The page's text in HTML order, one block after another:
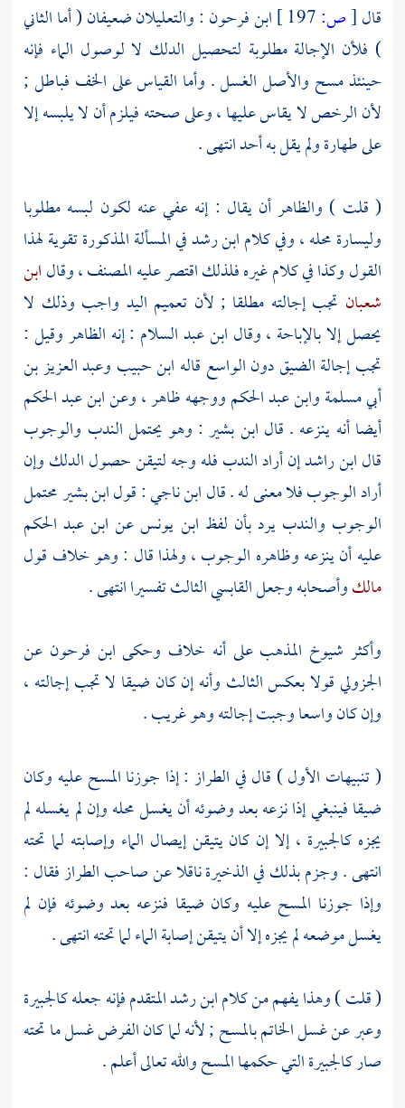
قال[ص: ابن فرحون : والتعليلان ضعيفان ( أما الثاني
) فلأن الإجالة مطلوبة لتحصيل الدلك لا لوصول الماء فإنه
حينئذ مسح والأصل الغسل . وأما القياس على الخف فباطل ;
لأن الرخص لا يقاس عليها ، وعلى صحته فيلزم أن لا يلبسه إلا
على طهارة ولم يقل به أحد انتهى .
( قلت ) والظاهر أن يقال : إنه عفي عنه لكون لبسه مطلوبا
وليسارة محله ، وفي كلامابن رشدفي المسألة المذكورة تقوية لهذا
القول وكذا في كلام غيره فلذلك اقتصر عليهالمصنف، وقالابن
شعبان تجب إجالته مطلقا ; لأن تعميم اليد واجب وذلك لا
يحصل إلا بالإباحة ، وقال ابن عبد السلام : إنه الظاهر وقيل :
تجب إجالة الضيق دون الواسع قاله ابن حبيب وعبد العزيز بن
أبي مسلمةوابن عبد الحكمووجهه ظاهر ، وعنابن عبد الحكم
أيضا أنه ينزعه . قال ابن بشير : وهو يحتمل الندب والوجوب
قالابن راشدإن أراد الندب فله وجه لتيقن حصول الدلك وإن
أراد الوجوب فلا معنى له . قالابن ناجي: قولابن بشيرمحتمل
الوجوب والندب يرد بأن لفظ ابن يونسعن ابن عبد الحكم
عليه أن ينزعه وظاهره الوجوب ، ولهذا قال : وهو خلاف قول
مالكوأصحابه وجعلالقابسيالثالث تفسيرا انتهى .
وأكثر شيوخ المذهب على أنه خلاف وحكى ابن فرحون عن
الجزوليقولا بعكس الثالث وأنه إن كان ضيقا لا تجب إجالته ،
وإن كان واسعا وجبت إجالته وهو غريب .
( تنبيهات الأول ) قال في الطراز : إذا جوزنا المسح عليه وكان
ضيقا فينبغي إذا نزعه بعد وضوئه أن يغسل محله وإن لم يغسله لم
يجزه كالجبيرة ، إلا إن كان يتيقن إيصال الماء وإصابته لما تحته
انتهى . وجزم بذلك في الذخيرة ناقلا عن صاحب الطراز فقال :
وإذا جوزنا المسح عليه وكان ضيقا فنزعه بعد وضوئه فإن لم
يغسل موضعه لم يجزه إلا أن يتيقن إصابة الماء لما تحته انتهى .
(قلت) وهذا يفهم من كلامابن رشدالمتقدم فإنه جعله كالجبيرة
وعبر عن غسل الخاتم بالمسح ; لأنه لما كان الفرض غسل ما تحته
صار كالجبيرة التي حكمها المسح والله تعالى أعلم .